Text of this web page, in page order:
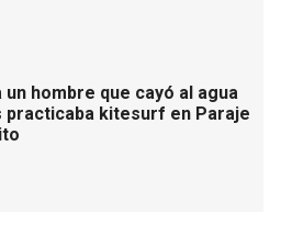
un hombre que cayó al agua
practicaba kitesurf en Paraje